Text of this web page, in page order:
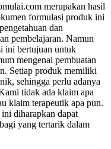
merupakan hasil
formulasi produk ini
dan
pembelajaran. Namun
ini bertujuan untuk
mengenai pembuatan
Setiap produk memiliki
sehingga perlu adanya
tidak ada klaim apa
klaim terapeutik apa pun.
diharapkan dapat
yang tertarik dalam